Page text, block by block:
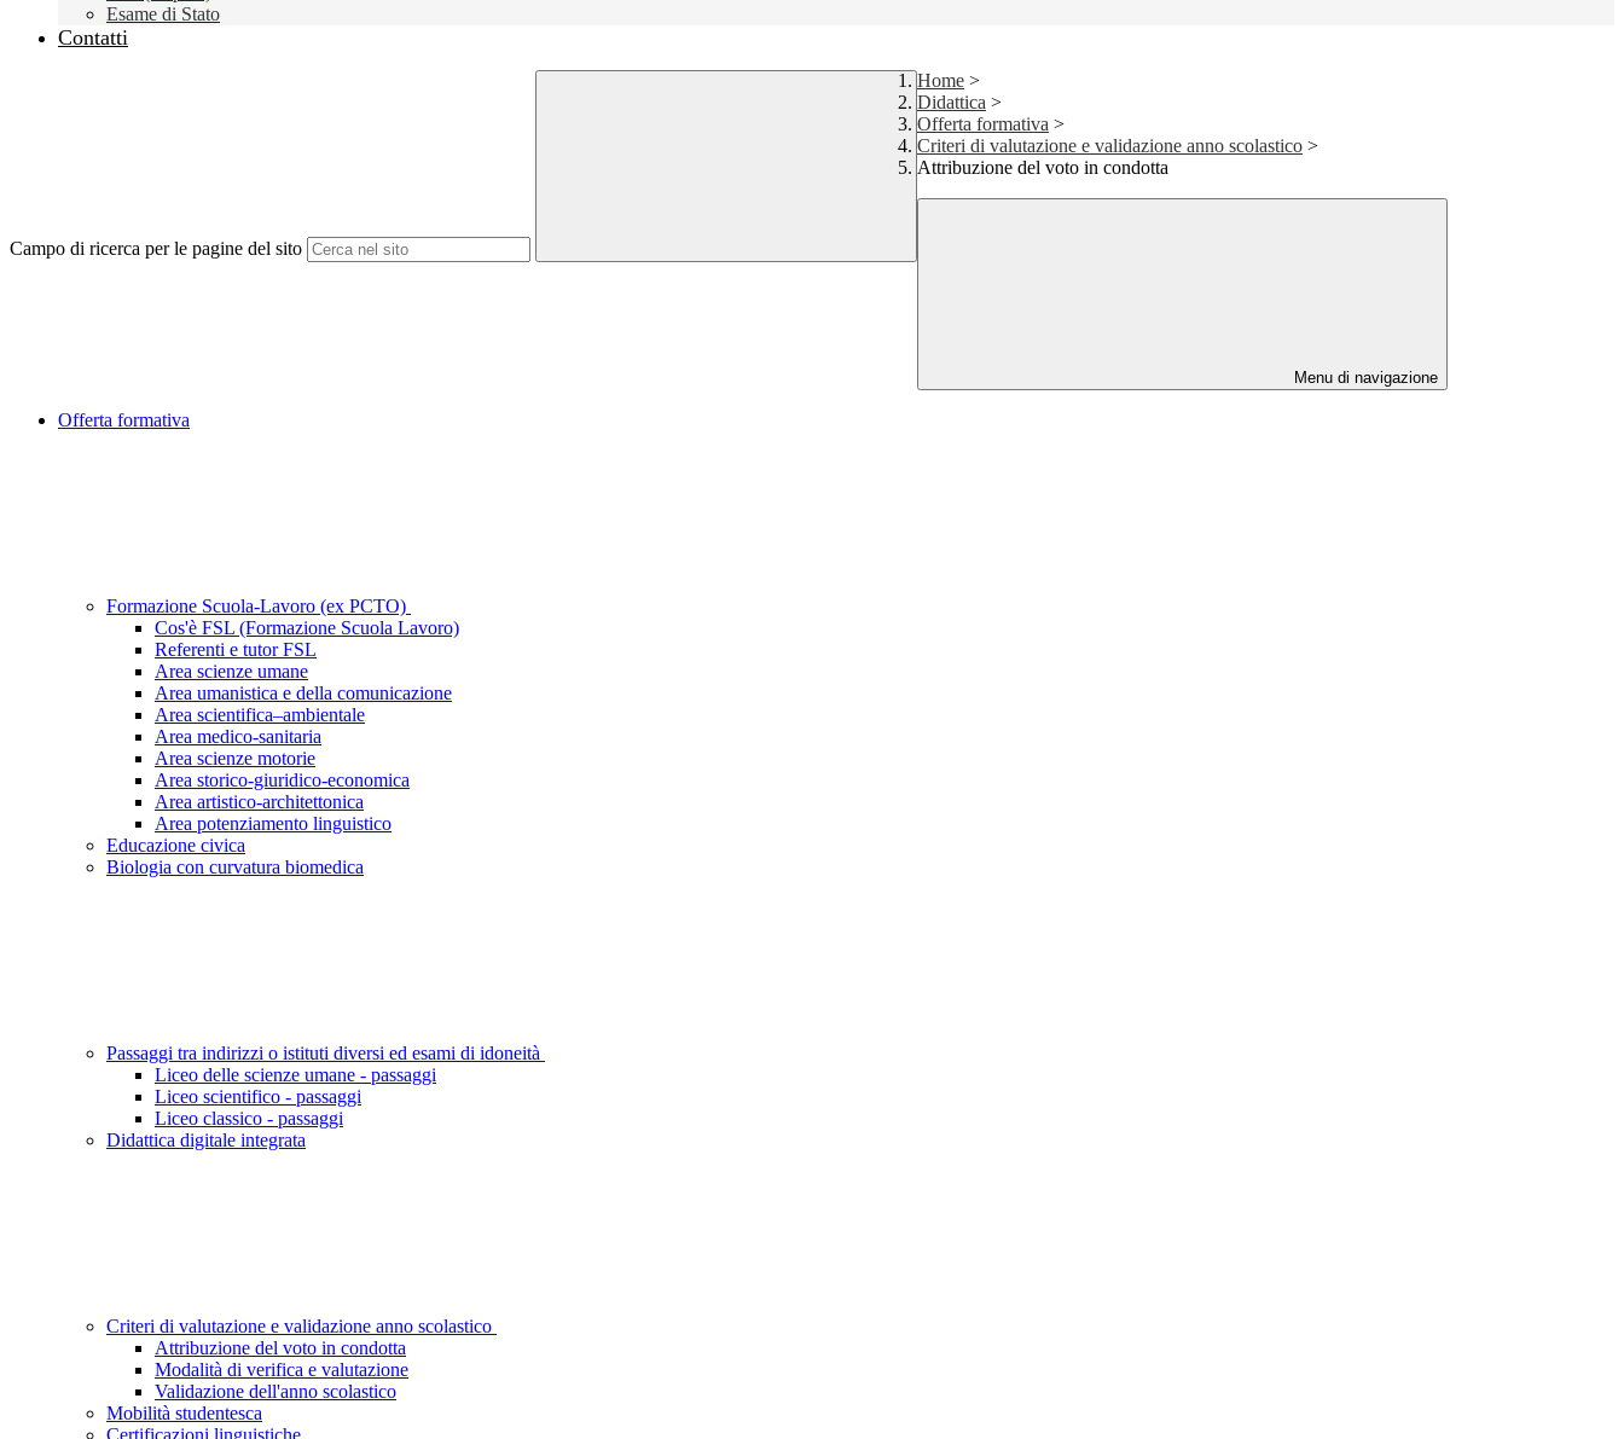
Esame di Stato
Contatti
Campo di ricerca per le pagine del sito
Home >
Didattica >
Offerta formativa >
Criteri di valutazione e validazione anno scolastico >
Attribuzione del voto in condotta
Menu di navigazione
Offerta formativa
Formazione Scuola-Lavoro (ex PCTO)
Cos'è FSL (Formazione Scuola Lavoro)
Referenti e tutor FSL
Area scienze umane
Area umanistica e della comunicazione
Area scientifica–ambientale
Area medico-sanitaria
Area scienze motorie
Area storico-giuridico-economica
Area artistico-architettonica
Area potenziamento linguistico
Educazione civica
Biologia con curvatura biomedica
Passaggi tra indirizzi o istituti diversi ed esami di idoneità
Liceo delle scienze umane - passaggi
Liceo scientifico - passaggi
Liceo classico - passaggi
Didattica digitale integrata
Criteri di valutazione e validazione anno scolastico
Attribuzione del voto in condotta
Modalità di verifica e valutazione
Validazione dell'anno scolastico
Mobilità studentesca